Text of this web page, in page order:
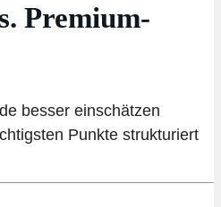
Premium-
besser einschätzen
Punkte strukturiert